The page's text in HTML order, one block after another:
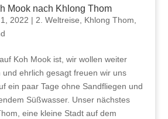
Mook nach Khlong Thom
2022 | 2. Weltreise Khlong Thom
Koh Mook ist, wir wollen weiter
ehrlich gesagt freuen wir uns
ein paar Tage ohne Sandfliegen und
Süßwasser. Unser nächstes
eine kleine Stadt auf dem